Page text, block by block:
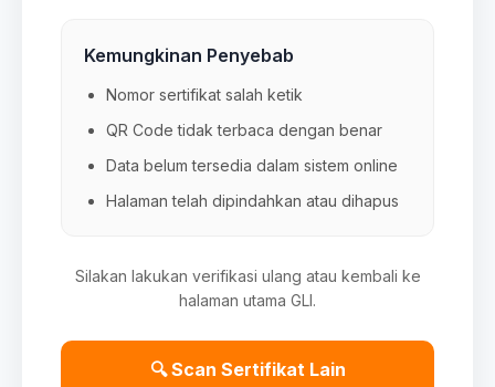
Kemungkinan Penyebab
Nomor sertifikat salah ketik
QR Code tidak terbaca dengan benar
Data belum tersedia dalam sistem online
Halaman telah dipindahkan atau dihapus
Silakan lakukan verifikasi ulang atau kembali ke
halaman utama GLI.
🔍 Scan Sertifikat Lain